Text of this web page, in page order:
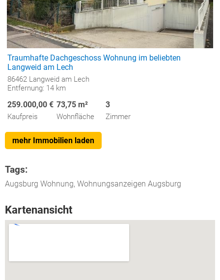
Traumhafte Dachgeschoss Wohnung im beliebten
Langweid am Lech
86462 Langweid am Lech
Entfernung: 14 km
259.000,00 €
Kaufpreis
73,75 m²
Wohnfläche
3
Zimmer
mehr Immobilien laden
Tags:
Augsburg Wohnung, Wohnungsanzeigen Augsburg
Kartenansicht